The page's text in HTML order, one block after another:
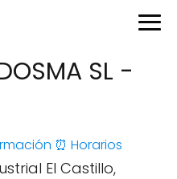
SL -
⏰ Horarios
El Castillo,